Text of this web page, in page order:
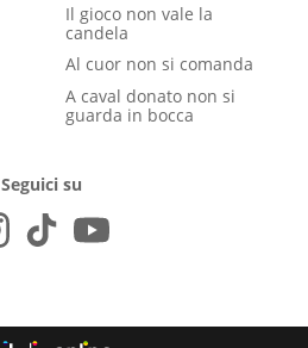
Il gioco non vale la
candela
Al cuor non si comanda
A caval donato non si
guarda in bocca
Seguici su